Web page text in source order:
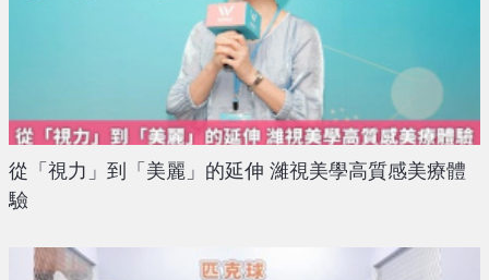
從「視力」到「美麗」的延伸 濰視美學高質感美療體
驗